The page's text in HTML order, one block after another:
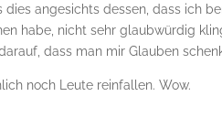
dies angesichts dessen, dass ich
habe, nicht sehr glaubwürdig
dass man mir Glauben
noch Leute reinfallen. Wow.